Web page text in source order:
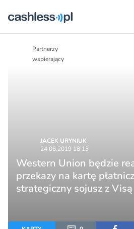
Partnerzy
wspierający
JACEK URYNIUK
24.06.2019 18:13
Western Union będzie
przekazy na kartę
strategiczny sojusz z Visą